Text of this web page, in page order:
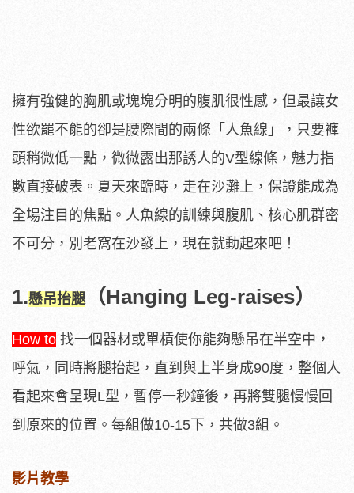
擁有強健的胸肌或塊塊分明的腹肌很性感，但最讓女
性欲罷不能的卻是腰際間的兩條「人魚線」，只要褲
頭稍微低一點，微微露出那誘人的V型線條，魅力指
數直接破表。夏天來臨時，走在沙灘上，保證能成為
全場注目的焦點。人魚線的訓練與腹肌、核心肌群密
不可分，別老窩在沙發上，現在就動起來吧！
1.懸吊抬腿 （Hanging Leg-raises）
How to 找一個器材或單槓使你能夠懸吊在半空中，
呼氣，同時將腿抬起，直到與上半身成90度，整個人
看起來會呈現L型，暫停一秒鐘後，再將雙腿慢慢回
到原來的位置。每組做10-15下，共做3組。
影片教學